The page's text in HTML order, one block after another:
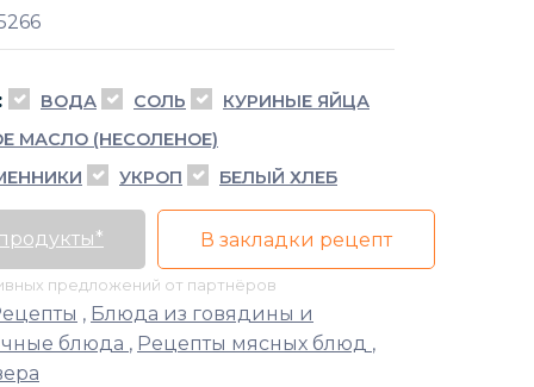
ВОДА СОЛЬ
КУРИНЫЕ ЯЙЦА
МАСЛО (НЕСОЛЕНОЕ)
УКРОП БЕЛЫЙ ХЛЕБ
В закладки рецепт
предложений от партнёров
, Блюда из говядины и
блюда , Рецепты мясных блюд ,